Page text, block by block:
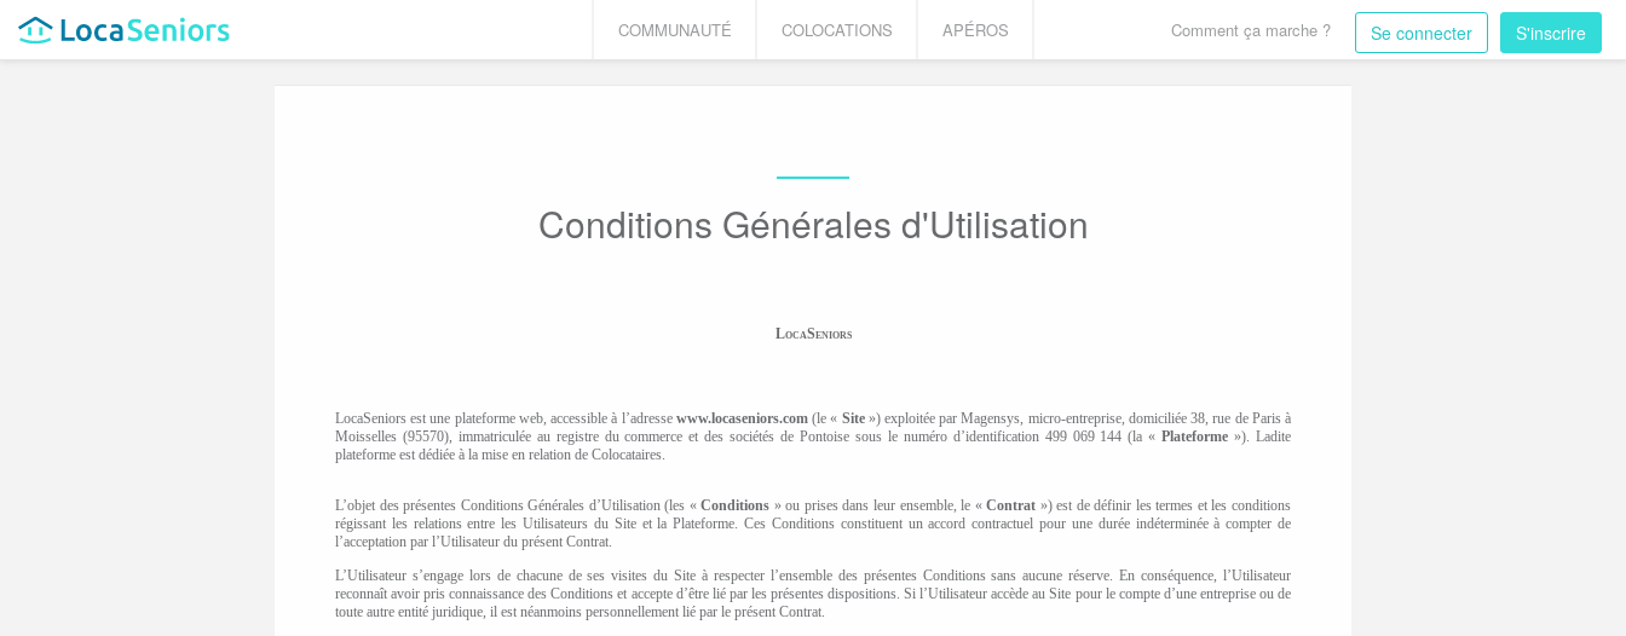
COMMUNAUTÉ COLOCATIONS APÉROS Comment ça marche ? Se connecter S'inscrire
Conditions Générales d'Utilisation
LocaSeniors
LocaSeniors est une plateforme web, accessible à l’adresse www.locaseniors.com(le « Site») exploitée par Magensys, micro-entreprise, domiciliée 38, rue de Paris à
Moisselles (95570), immatriculée au registre du commerce et des sociétés de Pontoise sous le numéro d’identification 499 069 144 (la « Plateforme»). Ladite
plateforme est dédiée à la mise en relation de Colocataires.
L’objet des présentes Conditions Générales d’Utilisation (les «Conditions » ou prises dans leur ensemble, le «Contrat ») est de définir les termes et les conditions
régissant les relations entre les Utilisateurs du Site et la Plateforme. Ces Conditions constituent un accord contractuel pour une durée indéterminée à compter de
l’acceptation par l’Utilisateur du présent Contrat.
L’Utilisateur s’engage lors de chacune de ses visites du Site à respecter l’ensemble des présentes Conditions sans aucune réserve. En conséquence, l’Utilisateur
reconnaît avoir pris connaissance des Conditions et accepte d’être lié par les présentes dispositions. Si l’Utilisateur accède au Site pour le compte d’une entreprise ou de
toute autre entité juridique, il est néanmoins personnellement lié par le présent Contrat.